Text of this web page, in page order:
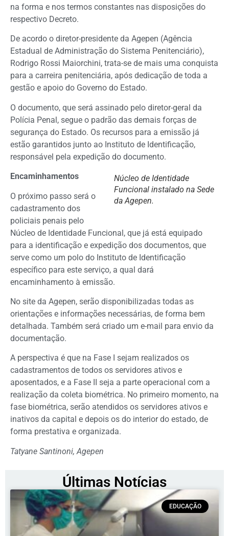
na forma e nos termos constantes nas disposições do
respectivo Decreto.
De acordo o diretor-presidente da Agepen (Agência
Estadual de Administração do Sistema Penitenciário),
Rodrigo Rossi Maiorchini, trata-se de mais uma conquista
para a carreira penitenciária, após dedicação de toda a
gestão e apoio do Governo do Estado.
O documento, que será assinado pelo diretor-geral da
Polícia Penal, segue o padrão das demais forças de
segurança do Estado. Os recursos para a emissão já
estão garantidos junto ao Instituto de Identificação,
responsável pela expedição do documento.
Núcleo de Identidade
Funcional instalado na Sede
da Agepen.
Encaminhamentos
O próximo passo será o
cadastramento dos
policiais penais pelo
Núcleo de Identidade Funcional, que já está equipado
para a identificação e expedição dos documentos, que
serve como um polo do Instituto de Identificação
específico para este serviço, a qual dará
encaminhamento à emissão.
No site da Agepen, serão disponibilizadas todas as
orientações e informações necessárias, de forma bem
detalhada. Também será criado um e-mail para envio da
documentação.
A perspectiva é que na Fase I sejam realizados os
cadastramentos de todos os servidores ativos e
aposentados, e a Fase II seja a parte operacional com a
realização da coleta biométrica. No primeiro momento, na
fase biométrica, serão atendidos os servidores ativos e
inativos da capital e depois os do interior do estado, de
forma prestativa e organizada.
Tatyane Santinoni, Agepen
Últimas Notícias
EDUCAÇÃO